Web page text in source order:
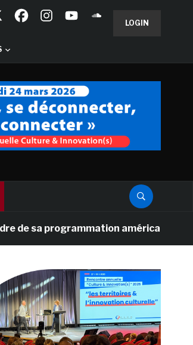
LOGIN
sa programmation américaine,